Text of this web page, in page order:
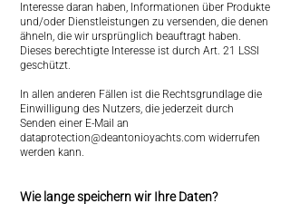
Interesse daran haben, Informationen über Produkte
und/oder Dienstleistungen zu versenden, die denen
ähneln, die wir ursprünglich beauftragt haben.
Dieses berechtigte Interesse ist durch Art. 21 LSSI
geschützt.
In allen anderen Fällen ist die Rechtsgrundlage die
Einwilligung des Nutzers, die jederzeit durch
Senden einer E-Mail an
dataprotection@deantonioyachts.com widerrufen
werden kann.
Wie lange speichern wir Ihre Daten?